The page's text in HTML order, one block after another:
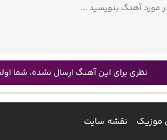
نظری برای این آهنگ ارسال نشده، شما
موزیک نقشه سایت